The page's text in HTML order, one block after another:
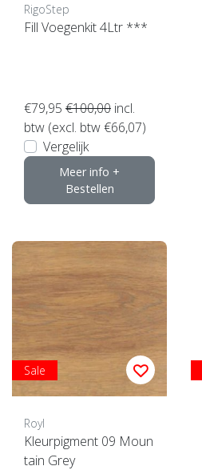
RigoStep
Fill Voegenkit 4Ltr ***
€79,95 €100,00 incl.
btw (excl. btw €66,07)
Vergelijk
Meer info +
Bestellen
Sale
Royl
Kleurpigment 09 Moun
tain Grey